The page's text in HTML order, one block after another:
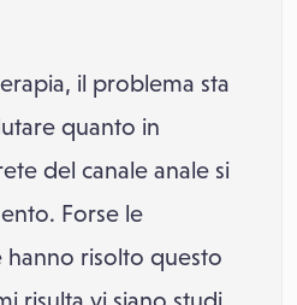
il problema sta
quanto in
del canale anale si
Forse le
hanno risolto questo